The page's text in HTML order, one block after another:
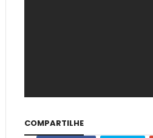
COMPARTILHE